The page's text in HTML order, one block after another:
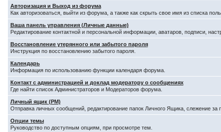
Авторизация и Выход из форума
Как авторизоваться, выйти из форума, а также как скрыть свое имя из списка
Ваша панель управления (Личные данные)
Редактирование контактной и персональной информации, аватаров, подписи,
Восстановление утерянного или забытого пароля
Инструкция по восстановлению забытого пароля.
Календарь
Информация по использованию функции календаря форума.
Контакт с администрацией и доклад модератору о сообщениях
Где найти список Администраторов и Модераторов форума.
Личный ящик (PM)
Отправка личных сообщений, редактирование папок Личного Ящика, слежение
Опции темы
Руководство по доступным опциям, при просмотре тем.